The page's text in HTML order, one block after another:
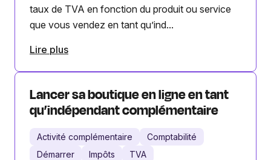
taux de TVA en fonction du produit ou service
que vous vendez en tant qu’ind...
Lire plus
Lancer sa boutique en ligne en tant
qu’indépendant complémentaire
Activité complémentaire
Comptabilité
Démarrer
Impôts TVA